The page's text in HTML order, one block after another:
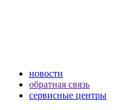
новости
обратная связь
сервисные центры